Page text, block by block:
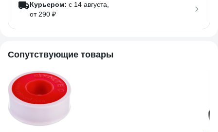
Курьером: c 14 августа,
от 290 ₽
Сопутствующие товары